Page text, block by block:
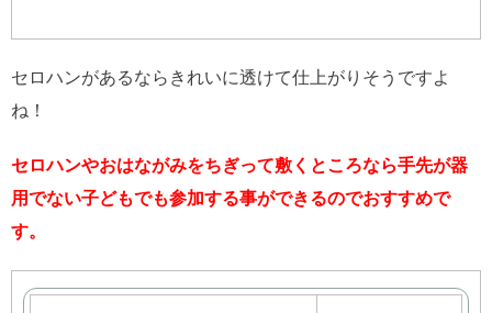
セロハンがあるならきれいに透けて仕上がりそうですよ
ね！
セロハンやおはながみをちぎって敷くところなら手先が器
用でない子どもでも参加する事ができるのでおすすめで
す。